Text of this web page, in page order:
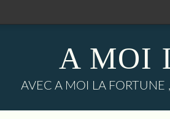
A MOI
AVEC A MOI LA FORTUNE